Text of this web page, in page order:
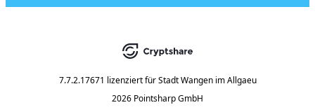
7.7.2.17671 lizenziert für Stadt Wangen im Allgaeu
2026 Pointsharp GmbH